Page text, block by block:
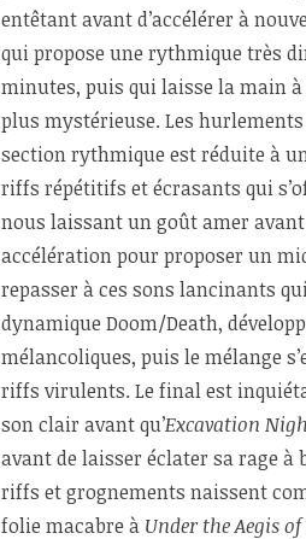
entêtant avant d’accélérer à
qui propose une rythmique très
minutes, puis qui laisse la main à
plus mystérieuse. Les
section rythmique est réduite à
riffs répétitifs et écrasants qui
nous laissant un goût amer
accélération pour proposer un
repasser à ces sons lancinants
dynamique Doom/Death,
mélancoliques, puis le mélange
riffs virulents. Le final est
son clair avant qu’Excavation
avant de laisser éclater sa rage
riffs et grognements naissent
folie macabre à Under the Aegis